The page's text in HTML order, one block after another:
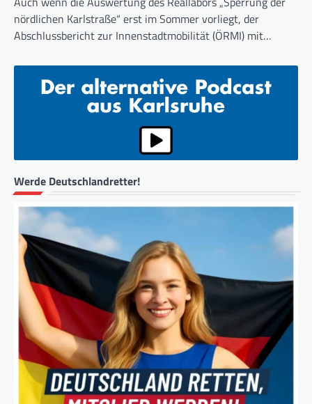
nördlichen Karlstraße“ erst im Sommer vorliegt, der
Abschlussbericht zur Innenstadtmobilität (ÖRMI) mit…
Werde Deutschlandretter!